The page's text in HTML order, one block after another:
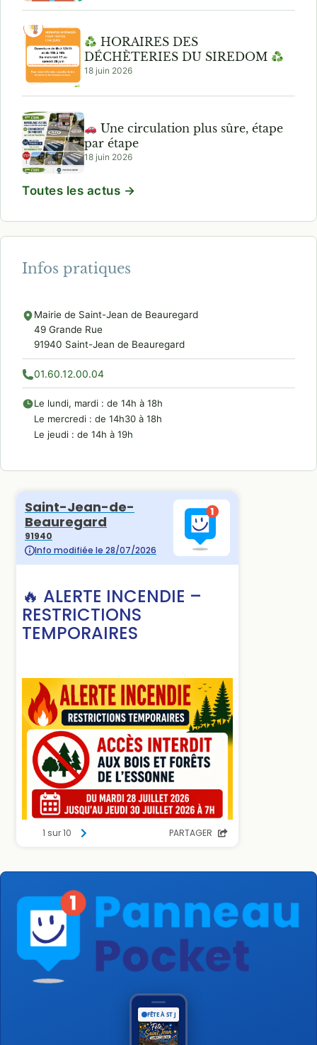
HORAIRES DES
DÉCHÈTERIES DU SIREDOM
18 juin 2026
Une circulation plus sûre, étape
par étape
18 juin 2026
Toutes les actus →
Infos pratiques
Mairie de Saint-Jean de Beauregard
49 Grande Rue
91940 Saint-Jean de Beauregard
01.60.12.00.04
Le lundi, mardi : de 14h à 18h
Le mercredi : de 14h30 à 18h
Le jeudi : de 14h à 19h
FÊTE À ST JEAN